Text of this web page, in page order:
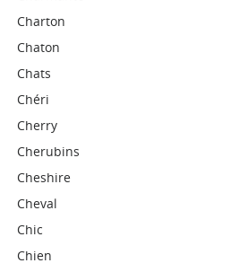
Charton
Chaton
Chats
Chéri
Cherry
Cherubins
Cheshire
Cheval
Chic
Chien